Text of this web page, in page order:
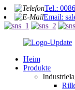
Tel.:
Email:
Heim
Produkte